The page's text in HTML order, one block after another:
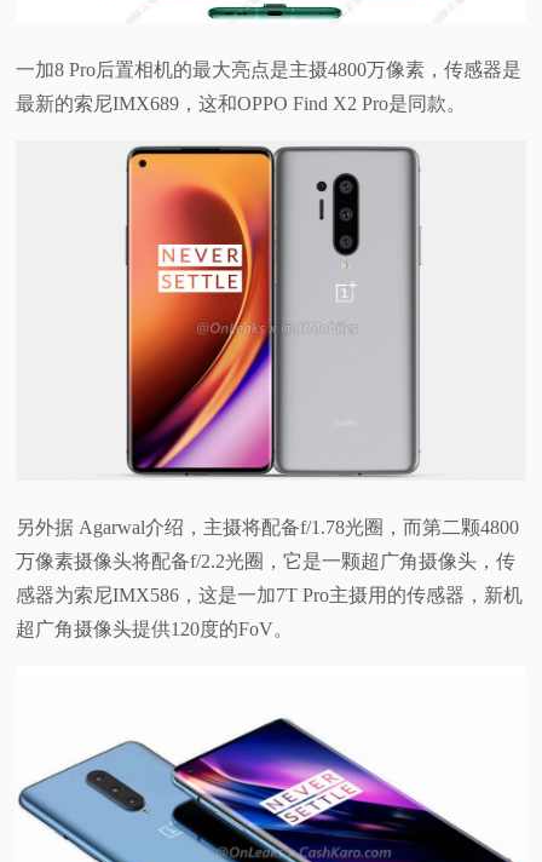
验
一加8 Pro后置相机的最大亮点是主摄4800万像素，传感器是
最新的索尼IMX689，这和OPPO Find X2 Pro是同款。
另外据 Agarwal介绍，主摄将配备f/1.78光圈，而第二颗4800
万像素摄像头将配备f/2.2光圈，它是一颗超广角摄像头，传
感器为索尼IMX586，这是一加7T Pro主摄用的传感器，新机
超广角摄像头提供120度的FoV。